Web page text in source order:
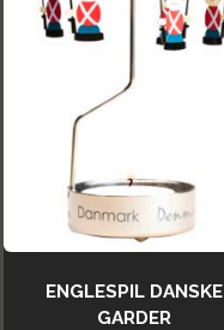
ENGLESPIL DANSKE
GARDER